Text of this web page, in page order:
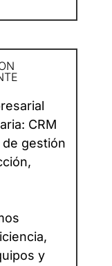
CRM
gestión
y